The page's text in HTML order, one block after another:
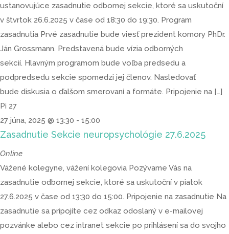
ustanovujúce zasadnutie odbornej sekcie, ktoré sa uskutoční
v štvrtok 26.6.2025 v čase od 18:30 do 19:30. Program
zasadnutia Prvé zasadnutie bude viesť prezident komory PhDr.
Ján Grossmann. Predstavená bude vízia odborných
sekcií. Hlavným programom bude voľba predsedu a
podpredsedu sekcie spomedzi jej členov. Nasledovať
bude diskusia o ďalšom smerovaní a formáte. Pripojenie na […]
Pi 27
27 júna, 2025 @ 13:30 - 15:00
Zasadnutie Sekcie neuropsychológie 27.6.2025
Online
Vážené kolegyne, vážení kolegovia Pozývame Vás na
zasadnutie odbornej sekcie, ktoré sa uskutoční v piatok
27.6.2025 v čase od 13:30 do 15:00. Pripojenie na zasadnutie Na
zasadnutie sa pripojíte cez odkaz odoslaný v e-mailovej
pozvánke alebo cez intranet sekcie po prihlásení sa do svojho